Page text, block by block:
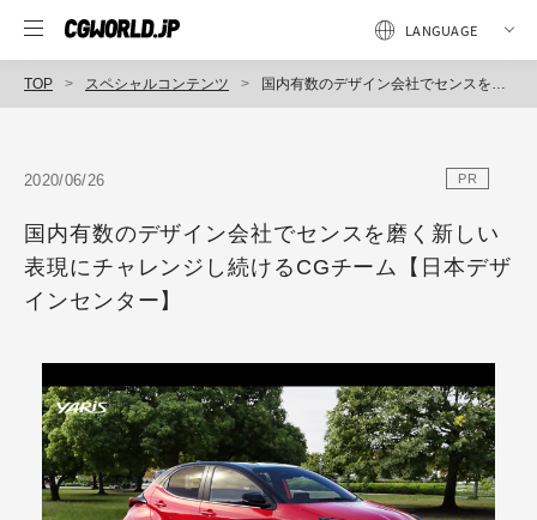
TOP スペシャルコンテンツ 国内有数のデザイン会社でセンスを磨く新しい表現にチャレンジし続けるCGチーム【日本デザインセンター】
2020/06/26 PR
国内有数のデザイン会社でセンスを磨く新しい
表現にチャレンジし続けるCGチーム【日本デザ
インセンター】